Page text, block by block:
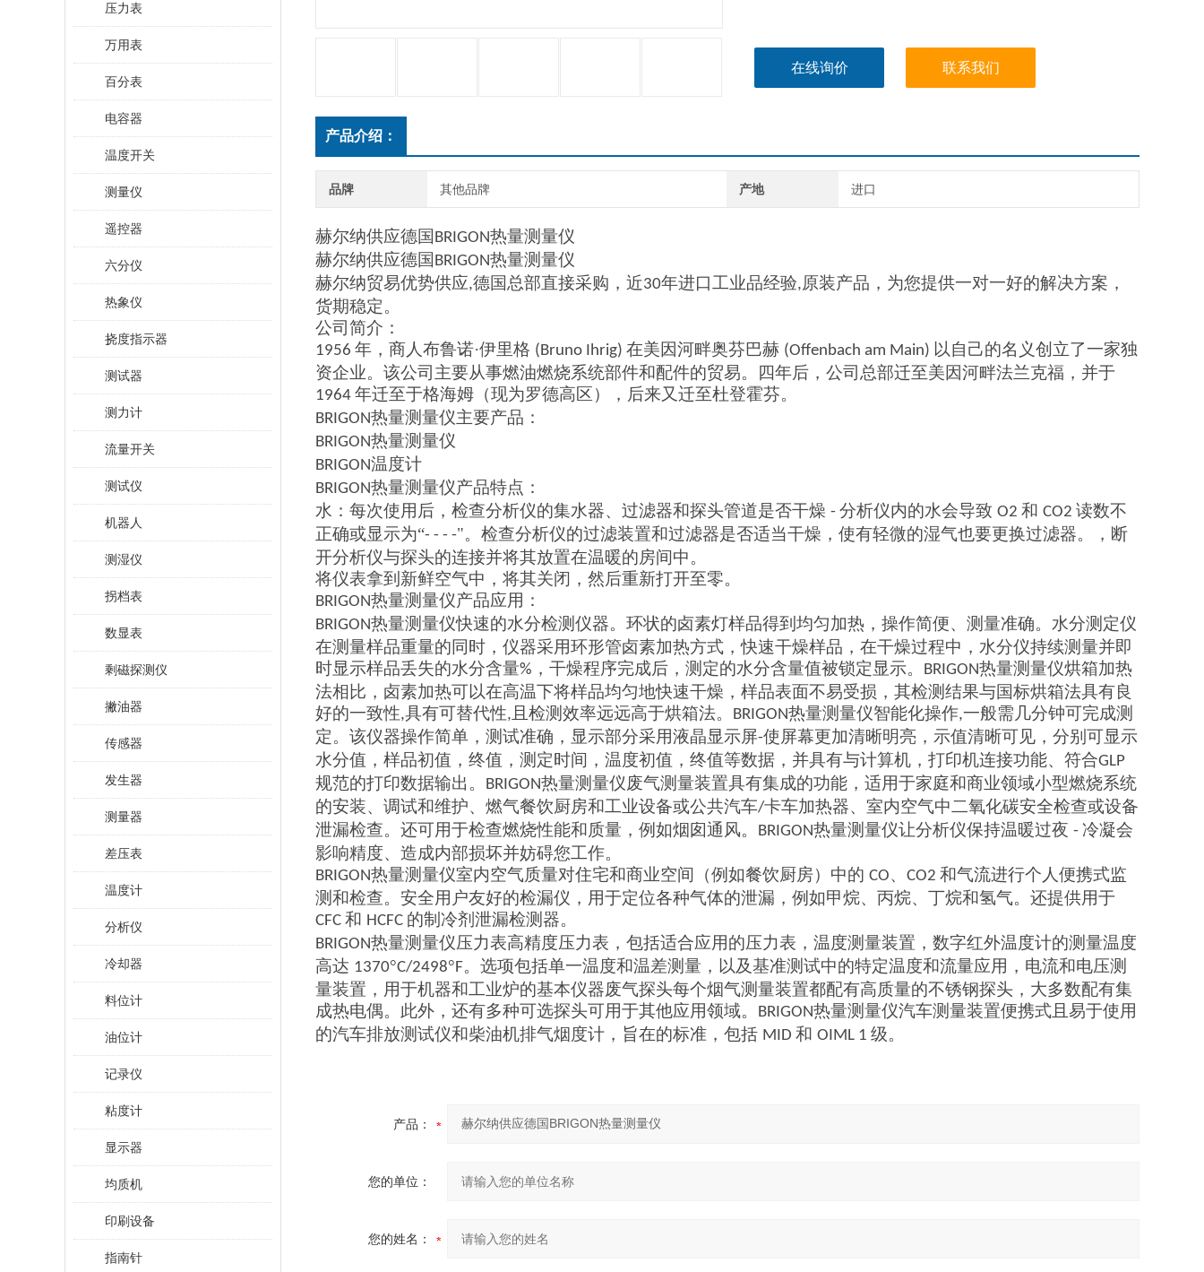
压力表
万用表
百分表
电容器
温度开关
测量仪
遥控器
六分仪
热象仪
挠度指示器
测试器
测力计
流量开关
测试仪
机器人
测湿仪
拐档表
数显表
剩磁探测仪
撇油器
传感器
发生器
测量器
差压表
温度计
分析仪
冷却器
料位计
油位计
记录仪
粘度计
显示器
均质机
印刷设备
指南针
在线询价 联系我们
产品介绍：
品牌 其他品牌 产地 进口
赫尔纳供应德国 BRIGON热量测量仪
赫尔纳供应德国 BRIGON热量测量仪
赫尔纳贸易优势供应,德国总部直接采购，近30年进口工业品经验,原装产品，为您提供一对一好的解决方案，
货期稳定。
公司简介：
1956 年，商人布鲁诺·伊里格 (Bruno Ihrig) 在美因河畔奥芬巴赫 (Offenbach am Main) 以自己的名义创立了一家独
资企业。该公司主要从事燃油燃烧系统部件和配件的贸易。四年后，公司总部迁至美因河畔法兰克福，并于
1964 年迁至于格海姆（现为罗德高区），后来又迁至杜登霍芬。
BRIGON热量测量仪主要产品：
BRIGON热量测量仪
BRIGON温度计
BRIGON热量测量仪产品特点：
水：每次使用后，检查分析仪的集水器、过滤器和探头管道是否干燥 - 分析仪内的水会导致 O2 和 CO2 读数不
正确或显示为“- - - -"。检查分析仪的过滤装置和过滤器是否适当干燥 ， 使有轻微的湿气也要更换过滤器。 ， 断
开分析仪与探头的连接并将其放置在温暖的房间中。
将仪表拿到新鲜空气中，将其关闭，然后重新打开至零。
BRIGON热量测量仪产品应用：
BRIGON热量测量仪快速的水分检测仪器。环状的卤素灯样品得到均匀加热，操作简便、测量准确。水分测定仪
在测量样品重量的同时，仪器采用环形管卤素加热方式，快速干燥样品，在干燥过程中，水分仪持续测量并即
时显示样品丢失的水分含量% ，干燥程序完成后，测定的水分含量值被锁定显示。 BRIGON热量测量仪烘箱加热
法相比，卤素加热可以在高温下将样品均匀地快速干燥，样品表面不易受损，其检测结果与国标烘箱法具有良
好的一致性,具有可替代性, 且检测效率远远高于烘箱法。 BRIGON热量测量仪智能化操作,一般需几分钟可完成测
定。该仪器操作简单，测试准确，显示部分采用液晶显示屏-使屏幕更加清晰明亮，示值清晰可见，分别可显示
水分值，样品初值，终值，测定时间，温度初值，终值等数据，并具有与计算机，打印机连接功能、符合GLP
规范的打印数据输出。 BRIGON热量测量仪废气测量装置具有集成的功能，适用于家庭和商业领域小型燃烧系统
的安装、调试和维护、燃气餐饮厨房和工业设备或公共汽车/卡车加热器、室内空气中二氧化碳安全检查或设备
泄漏检查。还可用于检查燃烧性能和质量，例如烟囱通风。
BRIGON热量测量仪让分析仪保持温暖过夜 - 冷凝会
影响精度、造成内部损坏并妨碍您工作。
BRIGON热量测量仪室内空气质量对住宅和商业空间（例如餐饮厨房）中的 CO、 CO2 和气流进行个人便携式监
测和检查。安全用户友好的检漏仪，用于定位各种气体的泄漏，例如甲烷、丙烷、丁烷和氢气。还提供用于
CFC 和 HCFC 的制冷剂泄漏检测器。
BRIGON热量测量仪压力表高精度压力表，包括适合应用的压力表 ， 温度测量装置 ， 数字红外温度计的测量温度
高达 1370°C/2498°F。选项包括单一温度和温差测量，以及基准测试中的特定温度和流量应用 ， 电流和电压测
量装置 ， 用于机器和工业炉的基本仪器废气探头每个烟气测量装置都配有高质量的不锈钢探头，大多数配有集
成热电偶。此外，还有多种可选探头可用于其他应用领域。
BRIGON热量测量仪汽车测量装置便携式且易于使用
的汽车排放测试仪和柴油机排气烟度计，旨在的标准，包括 MID 和 OIML 1 级。
产品：
您的单位：
您的姓名：